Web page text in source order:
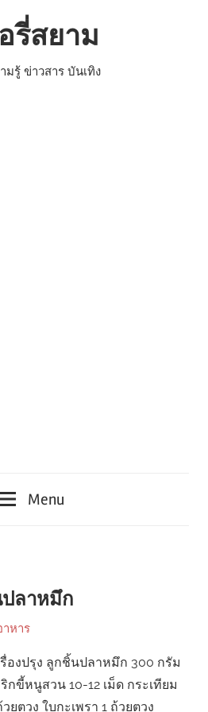
รี่สยาม
มรู้ ข่าวสาร บันเทิง
Menu
ลาหมึก
าหาร
องปรุง ลูกชิ้นปลาหมึก 300 กรัม
ขี้หนูสวน 10-12 เม็ด กระเทียม
ยตวง ใบกะเพรา 1 ถ้วยตวง